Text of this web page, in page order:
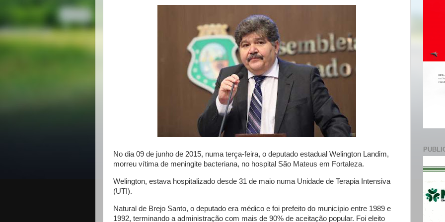
No dia 09 de junho de 2015, numa terça-feira, o deputado estadual Welington Landim,
morreu vítima de meningite bacteriana, no hospital São Mateus em Fortaleza.
Welington, estava hospitalizado desde 31 de maio numa Unidade de Terapia Intensiva
(UTI).
Natural de Brejo Santo, o deputado era médico e foi prefeito do município entre 1989 e
1992, terminando a administração com mais de 90% de aceitação popular. Foi eleito